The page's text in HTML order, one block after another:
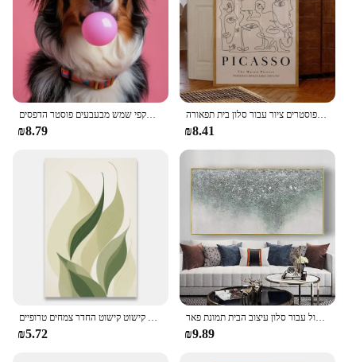
high-quality, making them a smart investment for
businesses and individuals alike.
כלב צבעוני מבעבעים משקפי שמש מבעבעים פוסטר הדפסים samoyed בולדוג צרפתי ציור קיר אמנות תמונה חדר תפאורה הבית
₪8.79
אמצע המאה הנייטרלית בז 'גלריה ניטרלית תערוכה מתנה קיר אמנות בד פוסטרים ציור פוסטרים ציור עבור סלון בית תפאורה
₪8.41
קישוטי בית קטן ורענן של עיטורים ועלים תמונות קיר קישוט קישוט קישוט החדר צמחים טרופיים
₪5.72
ציור שמן מופשט מודרני ציורי שמן על בד אמנות קיר גדול עבור סלון עיצוב הבית תמונת פאר
₪9.89